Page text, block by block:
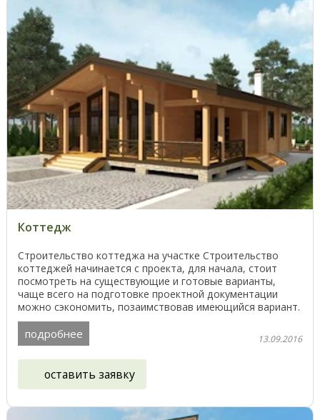
Коттедж
Строительство коттеджа на участке Строительство
коттеджей начинается с проекта, для начала, стоит
посмотреть на существующие и готовые варианты,
чаще всего на подготовке проектной документации
можно сэкономить, позаимствовав имеющийся вариант.
...
подробнее 13.09.2016
оставить заявку